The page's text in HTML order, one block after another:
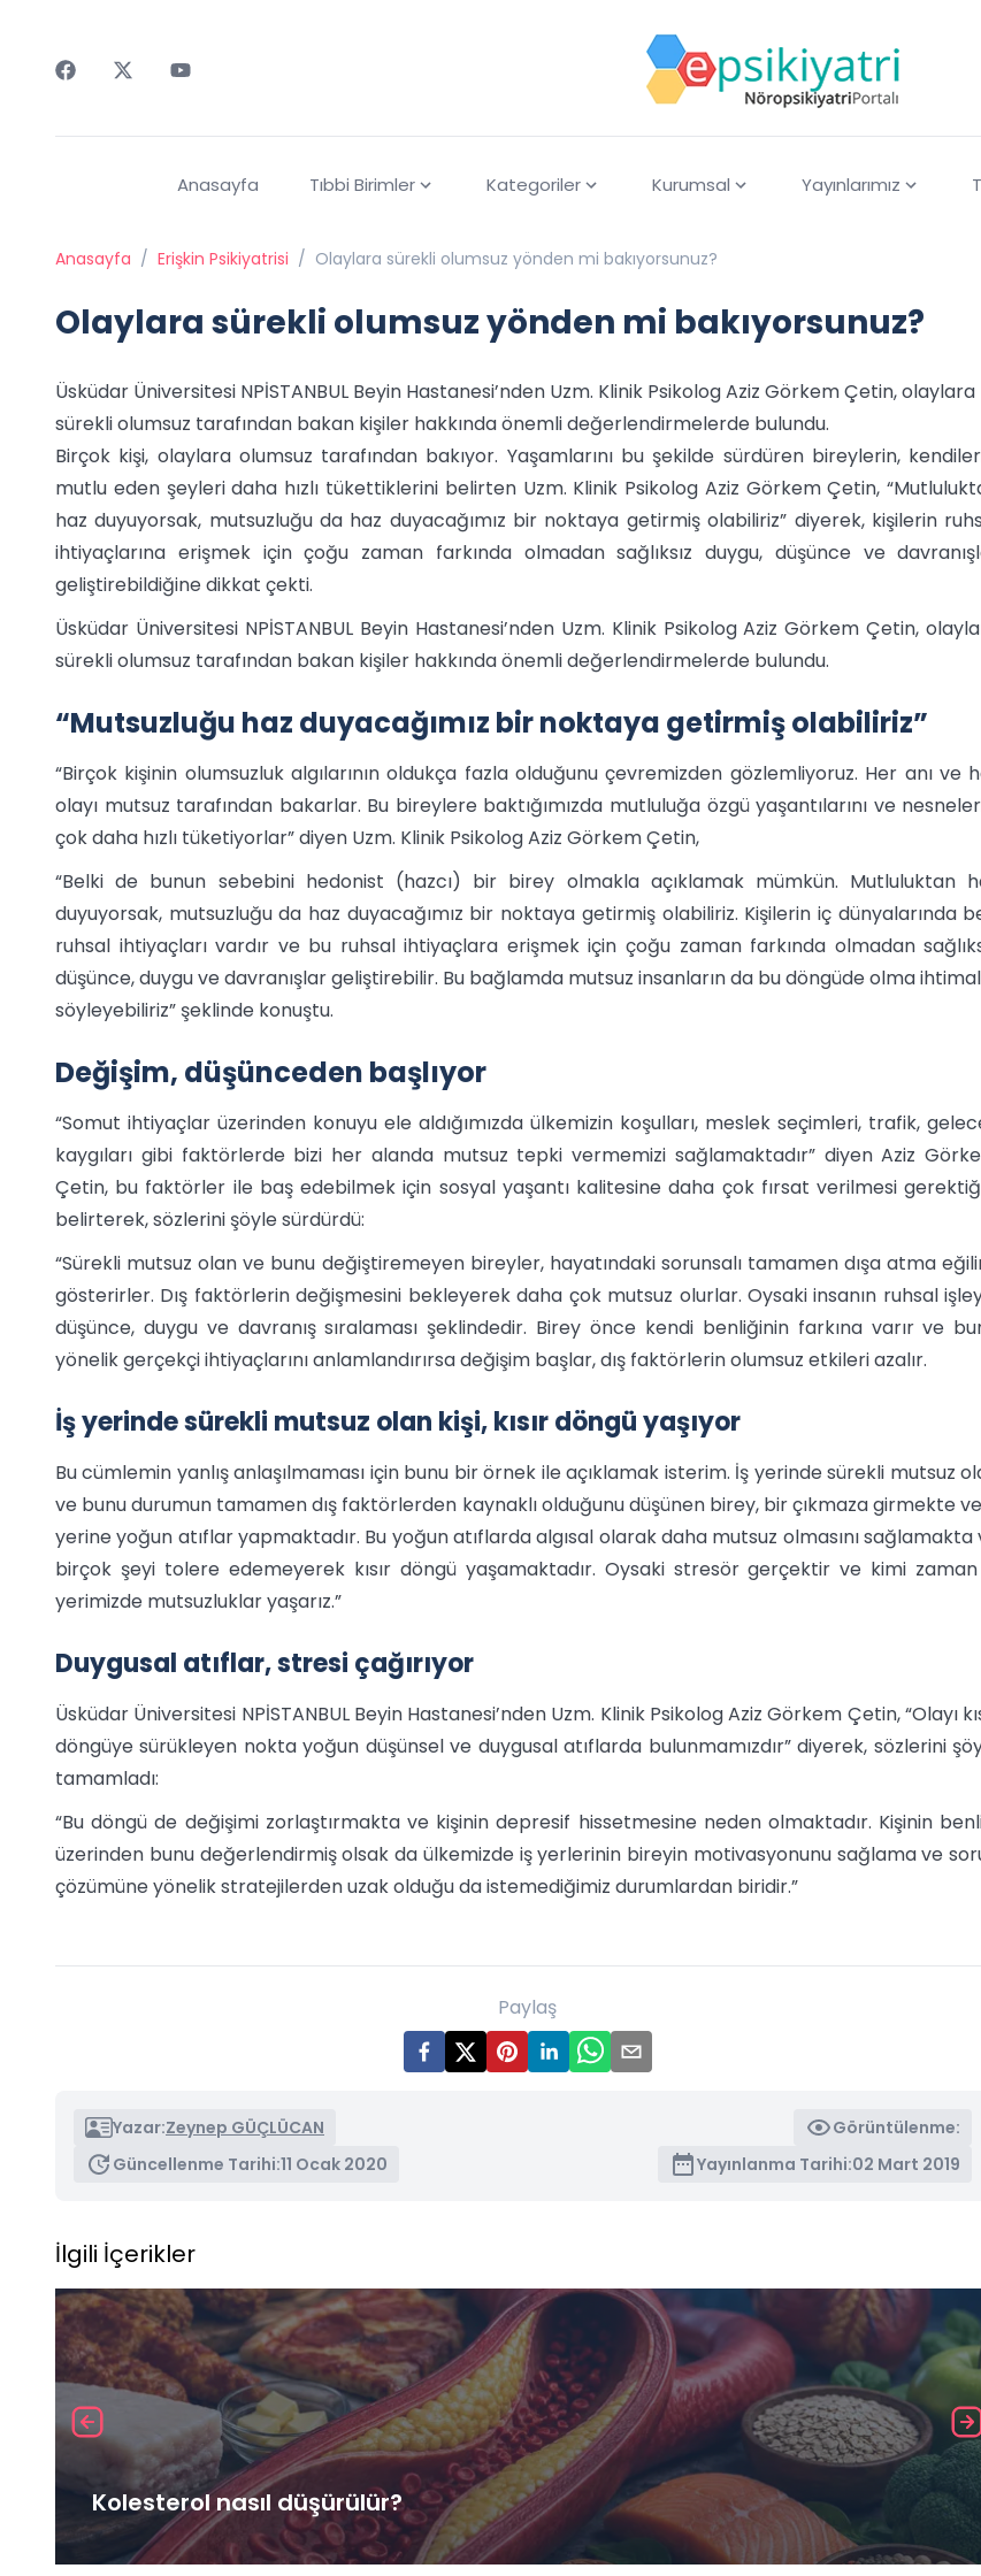
Anasayfa Tıbbi Birimler Kategoriler Kurumsal Yayınlarımız
Anasayfa / Erişkin Psikiyatrisi / Olaylara sürekli olumsuz yönden mi bakıyorsunuz?
Olaylara sürekli olumsuz yönden mi bakıyorsunuz?
Üsküdar Üniversitesi NPİSTANBUL Beyin Hastanesi’nden Uzm. Klinik Psikolog Aziz Görkem Çetin, olaylara
sürekli olumsuz tarafından bakan kişiler hakkında önemli değerlendirmelerde bulundu.
Birçok kişi, olaylara olumsuz tarafından bakıyor. Yaşamlarını bu şekilde sürdüren bireylerin,
mutlu eden şeyleri daha hızlı tükettiklerini belirten Uzm. Klinik Psikolog Aziz Görkem Çetin,
haz duyuyorsak, mutsuzluğu da haz duyacağımız bir noktaya getirmiş olabiliriz” diyerek, kişilerin
ihtiyaçlarına erişmek için çoğu zaman farkında olmadan sağlıksız duygu, düşünce ve
geliştirebildiğine dikkat çekti.
Üsküdar Üniversitesi NPİSTANBUL Beyin Hastanesi’nden Uzm. Klinik Psikolog Aziz Görkem Çetin,
sürekli olumsuz tarafından bakan kişiler hakkında önemli değerlendirmelerde bulundu.
“Mutsuzluğu haz duyacağımız bir noktaya getirmiş olabiliriz”
“Birçok kişinin olumsuzluk algılarının oldukça fazla olduğunu çevremizden gözlemliyoruz. Her anı ve
olayı mutsuz tarafından bakarlar. Bu bireylere baktığımızda mutluluğa özgü yaşantılarını ve
çok daha hızlı tüketiyorlar” diyen Uzm. Klinik Psikolog Aziz Görkem Çetin,
“Belki de bunun sebebini hedonist (hazcı) bir birey olmakla açıklamak mümkün. Mutluluktan
duyuyorsak, mutsuzluğu da haz duyacağımız bir noktaya getirmiş olabiliriz. Kişilerin iç dünyalarında
ruhsal ihtiyaçları vardır ve bu ruhsal ihtiyaçlara erişmek için çoğu zaman farkında olmadan
düşünce, duygu ve davranışlar geliştirebilir. Bu bağlamda mutsuz insanların da bu döngüde olma
söyleyebiliriz” şeklinde konuştu.
Değişim, düşünceden başlıyor
“Somut ihtiyaçlar üzerinden konuyu ele aldığımızda ülkemizin koşulları, meslek seçimleri, trafik,
kaygıları gibi faktörlerde bizi her alanda mutsuz tepki vermemizi sağlamaktadır” diyen Aziz
Çetin, bu faktörler ile baş edebilmek için sosyal yaşantı kalitesine daha çok fırsat verilmesi
belirterek, sözlerini şöyle sürdürdü:
“Sürekli mutsuz olan ve bunu değiştiremeyen bireyler, hayatındaki sorunsalı tamamen dışa atma
gösterirler. Dış faktörlerin değişmesini bekleyerek daha çok mutsuz olurlar. Oysaki insanın ruhsal
düşünce, duygu ve davranış sıralaması şeklindedir. Birey önce kendi benliğinin farkına varır ve
yönelik gerçekçi ihtiyaçlarını anlamlandırırsa değişim başlar, dış faktörlerin olumsuz etkileri azalır.
İş yerinde sürekli mutsuz olan kişi, kısır döngü yaşıyor
Bu cümlemin yanlış anlaşılmaması için bunu bir örnek ile açıklamak isterim. İş yerinde sürekli mutsuz
ve bunu durumun tamamen dış faktörlerden kaynaklı olduğunu düşünen birey, bir çıkmaza girmekte
yerine yoğun atıflar yapmaktadır. Bu yoğun atıflarda algısal olarak daha mutsuz olmasını sağlamakta
birçok şeyi tolere edemeyerek kısır döngü yaşamaktadır. Oysaki stresör gerçektir ve kimi
yerimizde mutsuzluklar yaşarız.”
Duygusal atıflar, stresi çağırıyor
Üsküdar Üniversitesi NPİSTANBUL Beyin Hastanesi’nden Uzm. Klinik Psikolog Aziz Görkem Çetin, “Olayı
döngüye sürükleyen nokta yoğun düşünsel ve duygusal atıflarda bulunmamızdır” diyerek, sözlerini
tamamladı:
“Bu döngü de değişimi zorlaştırmakta ve kişinin depresif hissetmesine neden olmaktadır. Kişinin
üzerinden bunu değerlendirmiş olsak da ülkemizde iş yerlerinin bireyin motivasyonunu sağlama ve
çözümüne yönelik stratejilerden uzak olduğu da istemediğimiz durumlardan biridir.”
Paylaş
Yazar:Zeynep GÜÇLÜCAN
Görüntülenme:
Güncellenme Tarihi:11 Ocak 2020 Yayınlanma Tarihi:02 Mart 2019
İlgili İçerikler
Kolesterol nasıl düşürülür?